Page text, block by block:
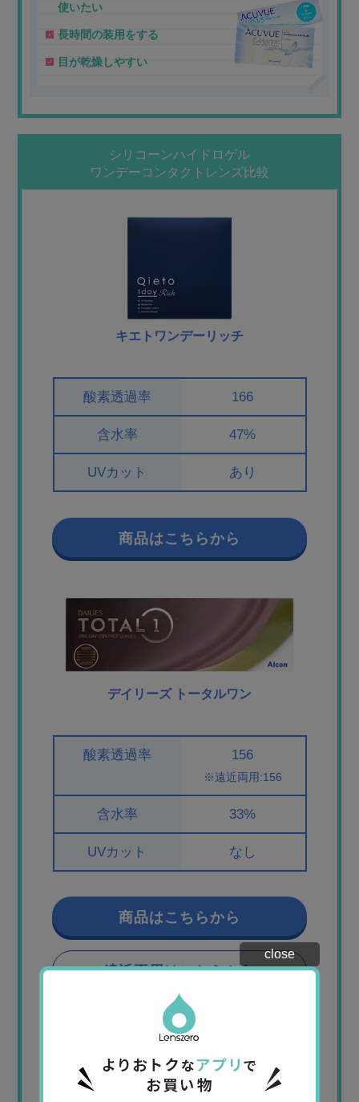
使いたい
長時間の装用をする
目が乾燥しやすい
シリコーンハイドロゲル
ワンデーコンタクトレンズ比較
キエトワンデーリッチ
酸素透過率 166
含水率 47%
UVカット あり
商品はこちらから
デイリーズ トータルワン
酸素透過率 156
※遠近両用:156
含水率 33%
UVカット なし
商品はこちらから
遠近両用はこちらから
close